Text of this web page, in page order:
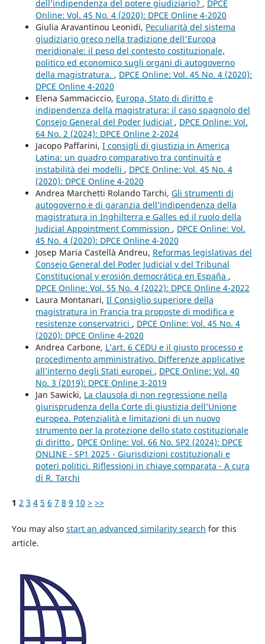
dell’indipendenza del potere giudiziario? , DPCE
Online: Vol. 45 No. 4 (2020): DPCE Online 4-2020
Giulia Aravantinou Leonidi, Peculiarità del sistema
giudiziario greco nella tradizione dell'Europa
meridionale: il peso del contesto costituzionale,
politico ed economico sugli organi di autogoverno
della magistratura. , DPCE Online: Vol. 45 No. 4 (2020):
DPCE Online 4-2020
Elena Sammaciccio, Europa, Stato di diritto e
indipendenza della magistratura: il caso spagnolo del
Consejo General del Poder Judicial , DPCE Online: Vol.
64 No. 2 (2024): DPCE Online 2-2024
Jacopo Paffarini, I consigli di giustizia in America
Latina: un quadro comparativo tra continuità e
instabilità dei modelli , DPCE Online: Vol. 45 No. 4
(2020): DPCE Online 4-2020
Andrea Marchetti Rolando Tarchi, Gli strumenti di
autogoverno e di garanzia dell’indipendenza della
magistratura in Inghilterra e Galles ed il ruolo della
Judicial Appointment Commission , DPCE Online: Vol.
45 No. 4 (2020): DPCE Online 4-2020
Josep Maria Castellà Andreu, Reformas legislativas del
Consejo General del Poder Judicial y del Tribunal
Constitucional y erosión democrática en España ,
DPCE Online: Vol. 55 No. 4 (2022): DPCE Online 4-2022
Laura Montanari, Il Consiglio superiore della
magistratura in Francia tra proposte di modifica e
resistenze conservatrici , DPCE Online: Vol. 45 No. 4
(2020): DPCE Online 4-2020
Andrea Carbone, L’art. 6 CEDU e il giusto processo e
procedimento amministrativo. Differenze applicative
all’interno degli Stati europei , DPCE Online: Vol. 40
No. 3 (2019): DPCE Online 3-2019
Jan Sawicki, La clausola di non regressione nella
giurisprudenza della Corte di giustizia dell’Unione
europea. Potenzialità e limitazioni di un nuovo
strumento per la protezione dello stato costituzionale
di diritto , DPCE Online: Vol. 66 No. SP2 (2024): DPCE
ONLINE - SP1 2025 - Giurisdizioni costituzionali e
poteri politici. Riflessioni in chiave comparata - A cura
di R. Tarchi
1 2 3 4 5 6 7 8 9 10 > >>
You may also start an advanced similarity search for this
article.